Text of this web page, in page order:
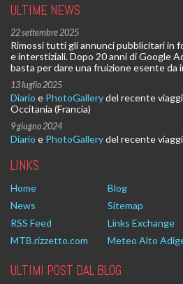
ULTIME NEWS
22 settembre 2025
Rimossi tutti gli annunci pubblicitari in
e interstiziali. Dopo 20 anni di Google
basta per dare una fruizione esente da
13 luglio 2025
Diario e PhotoGallerydel recente
Occitania (Francia)
9 giugno 2024
Diario e PhotoGallerydel recente
LINKS
Home Blog
News
Sitemap
RSS Feed
Links Exchange
MTB.rizzetto.com
Meteo Alto
ULTIMI POST DAL BLOG